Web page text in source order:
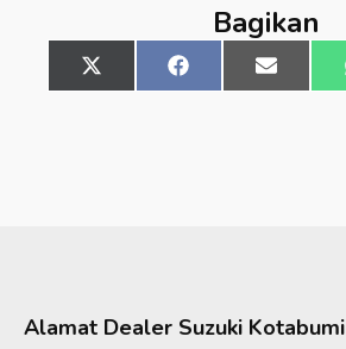
Bagikan
Share
on
X
(Twitter)
Share
on
FacebookShare
on
Email
Alamat Dealer Suzuki Kotabumi